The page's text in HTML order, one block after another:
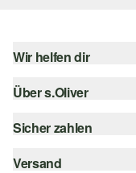
Wir helfen dir
Hilfe & FAQ
Größenberatung
Über s.Oliver
s.Oliver Magazin
Whatsapp
Sicher zahlen
Rechnung
Versand